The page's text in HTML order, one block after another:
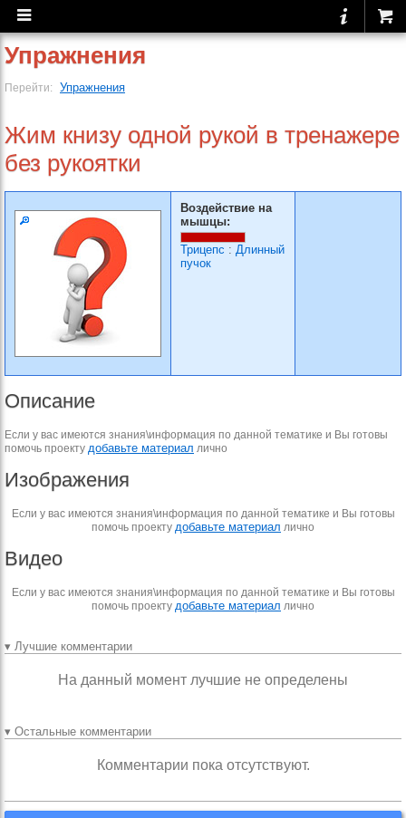
Упражнения
Перейти: Упражнения
Жим книзу одной рукой в тренажере
без рукоятки
Воздействие на
мышцы:
Трицепс : Длинный
пучок
Описание
Если у вас имеются знания\информация по данной тематике и Вы готовы
помочь проекту добавьте материал лично
Изображения
Если у вас имеются знания\информация по данной тематике и Вы готовы
помочь проекту добавьте материал лично
Видео
Если у вас имеются знания\информация по данной тематике и Вы готовы
помочь проекту добавьте материал лично
▾ Лучшие комментарии
На данный момент лучшие не определены
▾ Остальные комментарии
Комментарии пока отсутствуют.